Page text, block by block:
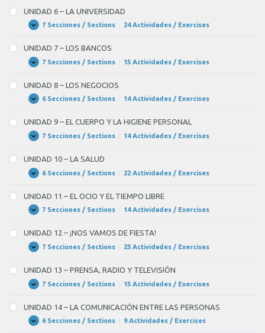
–
LA
EDUCACIÓN
UNIDAD 6 – LA UNIVERSIDAD
Expandir
UNIDAD
–
LA
UNIVERSIDAD
7 Secciones / Sections 24 Actividades / Exercises
UNIDAD 7 – LOS BANCOS
Expandir
UNIDAD
–
LOS
BANCOS
7 Secciones / Sections 15 Actividades / Exercises
UNIDAD 8 – LOS NEGOCIOS
Expandir
UNIDAD
–
LOS
NEGOCIOS
6 Secciones / Sections 14 Actividades / Exercises
UNIDAD 9 – EL CUERPO Y LA HIGIENE PERSONAL
Expandir
UNIDAD
–
EL
CUERPO
Y
HIGIENE
PERSONAL
7 Secciones / Sections 14 Actividades / Exercises
UNIDAD 10 – LA SALUD
Expandir
UNIDAD
–
LA
SALUD
6 Secciones / Sections 22 Actividades / Exercises
UNIDAD 11 – EL OCIO Y EL TIEMPO LIBRE
Expandir
UNIDAD
–
EL
OCIO
Y
TIEMPO
LIBRE
7 Secciones / Sections 14 Actividades / Exercises
UNIDAD 12 – ¡NOS VAMOS DE FIESTA!
Expandir
UNIDAD
–
¡NOS
VAMOS
DE
7 Secciones / Sections 23 Actividades / Exercises
UNIDAD 13 – PRENSA, RADIO Y TELEVISIÓN
Expandir
UNIDAD
–
PRENSA,
RADIO
Y
7 Secciones / Sections 15 Actividades / Exercises
UNIDAD 14 – LA COMUNICACIÓN ENTRE LAS PERSONAS
Expandir
UNIDAD6 Secciones / Sections 9 Actividades / Exercises